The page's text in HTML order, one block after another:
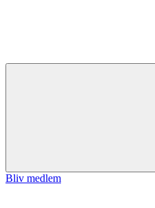
Bliv medlem